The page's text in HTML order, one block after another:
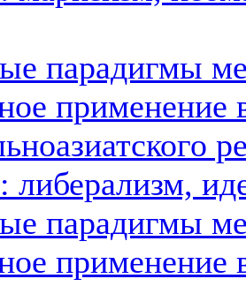
парадигмы
применение
либерализм,
парадигмы
применение